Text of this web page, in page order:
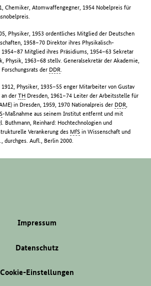
Chemiker, Atomwaffengegner, 1954 Nobelpreis für
Physiker, 1953 ordentliches Mitglied der Deutschen
1958–70 Direktor ihres Physikalisch-
Mitglied ihres Präsidiums, 1954–63 Sekretar
Physik, 1963–68 stellv. Generalsekretär der Akademie,
der DDR.
Physiker, 1935–55 enger Mitarbeiter von Gustav
an derTH Dresden, 1961–74 Leiter der Arbeitsstelle für
in Dresden, 1959, 1970 Nationalpreis der DDR,
-Maßnahme aus seinem Institut entfernt und mit
Buthmann, Reinhard: Hochtechnologien und
Verankerung des MfS in Wissenschaft und
durchges. Aufl., Berlin 2000.
Impressum
Datenschutz
Cookie-Einstellungen